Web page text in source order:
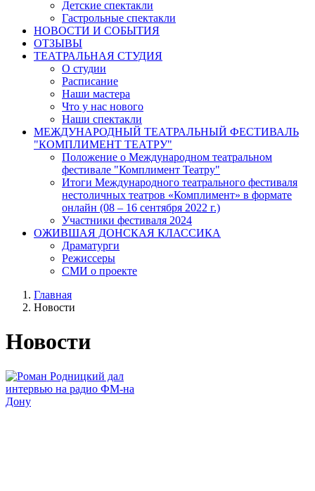
Детские спектакли
Гастрольные спектакли
НОВОСТИ И СОБЫТИЯ
ОТЗЫВЫ
ТЕАТРАЛЬНАЯ СТУДИЯ
О студии
Расписание
Наши мастера
Что у нас нового
Наши спектакли
МЕЖДУНАРОДНЫЙ ТЕАТРАЛЬНЫЙ ФЕСТИВАЛЬ
"КОМПЛИМЕНТ ТЕАТРУ"
Положение о Международном театральном
фестивале "Комплимент Театру"
Итоги Международного театрального фестиваля
нестоличных театров «Комплимент» в формате
онлайн (08 – 16 сентября 2022 г.)
Участники фестиваля 2024
ОЖИВШАЯ ДОНСКАЯ КЛАССИКА
Драматурги
Режиссеры
СМИ о проекте
Главная
Новости
Новости